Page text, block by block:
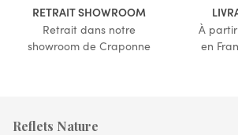
RETRAIT SHOWROOM
Retrait dans notre
showroom de Craponne
À
en
Reflets Nature